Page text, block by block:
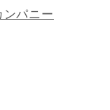
ンパニー